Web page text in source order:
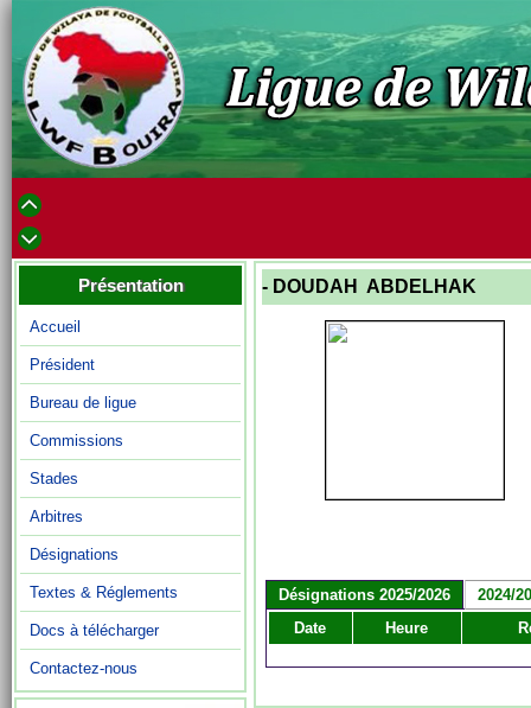
Présentation
Accueil
Président
Bureau de ligue
Commissions
Stades
Arbitres
Désignations
Textes & Réglements
Docs à télécharger
Contactez-nous
- DOUDAH ABDELHAK
Désignations 2025/2026
2024/
Date
Heure